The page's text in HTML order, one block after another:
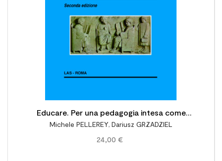
Educare. Per una pedagogia intesa come
scienza pratico-progettuale. 2a edizione
Michele PELLEREY, Dariusz GRZADZIEL
24,00 €